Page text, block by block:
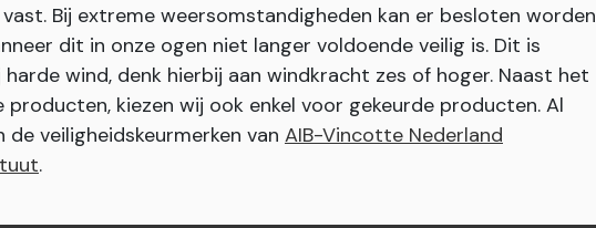
Bij extreme weersomstandigheden kan er besloten worden
dit in onze ogen niet langer voldoende veilig is. Dit is
wind, denk hierbij aan windkracht zes of hoger. Naast het
kiezen wij ook enkel voor gekeurde producten. Al
veiligheidskeurmerken van AIB-Vincotte Nederland
.